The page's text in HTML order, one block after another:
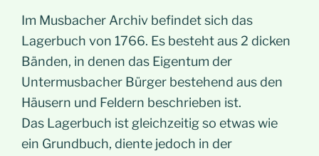
Im Musbacher Archiv befindet sich das
Lagerbuch von 1766. Es besteht aus 2 dicken
Bänden, in denen das Eigentum der
Untermusbacher Bürger bestehend aus den
Häusern und Feldern beschrieben ist.
Das Lagerbuch ist gleichzeitig so etwas wie
ein Grundbuch, diente jedoch in der